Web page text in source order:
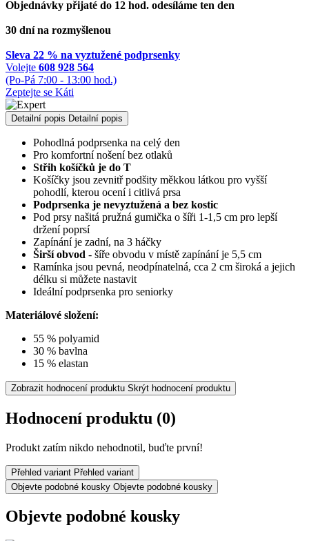
Objednávky přijaté do 12 hod. odesíláme ten den
30 dní na rozmyšlenou
Sleva 22 % na vyztužené podprsenky
Volejte 608 928 564
(Po-Pá 7:00 - 13:00 hod.)
Zeptejte se Káti
Detailní popis Detailní popis
Pohodlná podprsenka na celý den
Pro komfortní nošení bez otlaků
Střih košíčků je do T
Košíčky jsou zevnitř podšity měkkou látkou pro vyšší
pohodlí, kterou ocení i citlivá prsa
Podprsenka je nevyztužená a bez kostic
Pod prsy našitá pružná gumička o šíři 1-1,5 cm pro lepší
držení poprsí
Zapínání je zadní, na 3 háčky
Širší obvod - šíře obvodu v místě zapínání je 5,5 cm
Ramínka jsou pevná, neodpínatelná, cca 2 cm široká a jejich
délku si můžete nastavit
Ideální podprsenka pro seniorky
Materiálové složení:
55 % polyamid
30 % bavlna
15 % elastan
Zobrazit hodnocení produktu Skrýt hodnocení produktu
Hodnocení produktu (0)
Produkt zatím nikdo nehodnotil, buďte první!
Přehled variant Přehled variant
Objevte podobné kousky Objevte podobné kousky
Objevte podobné kousky